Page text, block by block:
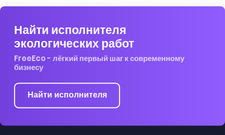
Найти исполнителя
экологических работ
FreeEco - лёгкий первый шаг к современному
бизнесу
Найти исполнителя